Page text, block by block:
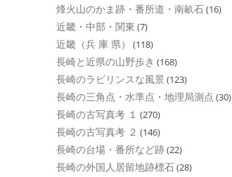
烽火山のかま跡・番所道・南畝石(16)
近畿・中部・関東 (7)
近畿（兵 庫 県） (118)
長崎と近県の山野歩き (168)
長崎のラビリンスな風景 (123)
長崎の三角点・水準点・地理局測点 (30)
長崎の古写真考 １ (270)
長崎の古写真考 ２ (146)
長崎の台場・番所など跡(22)
長崎の外国人居留地跡標石(28)